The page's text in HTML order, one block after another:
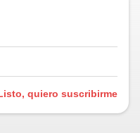
quiero suscribirme